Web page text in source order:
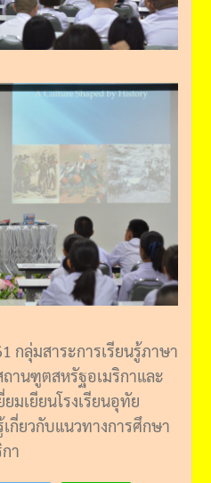
กลุ่มสาระการเรียนรู้ภาษา
านฑูตสหรัฐอเมริกาและ
มเยียนโรงเรียนอุทัย
กี่ยวกับแนวทางการศึกษา
า